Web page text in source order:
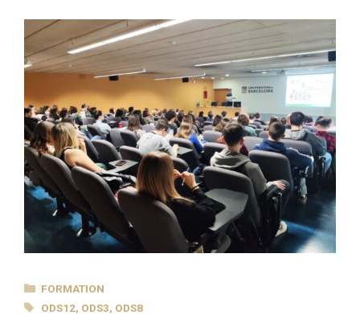
CATEGORIES
FORMATION
TAGS
ODS12, ODS3, ODS8